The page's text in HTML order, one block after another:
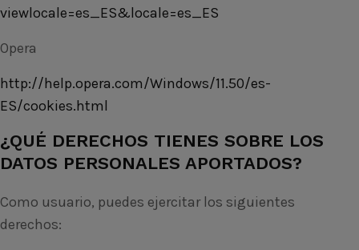
viewlocale=es_ES&locale=es_ES
Opera
http://help.opera.com/Windows/11.50/es-
ES/cookies.html
¿QUÉ DERECHOS TIENES SOBRE LOS
DATOS PERSONALES APORTADOS?
Como usuario, puedes ejercitar los siguientes
derechos: